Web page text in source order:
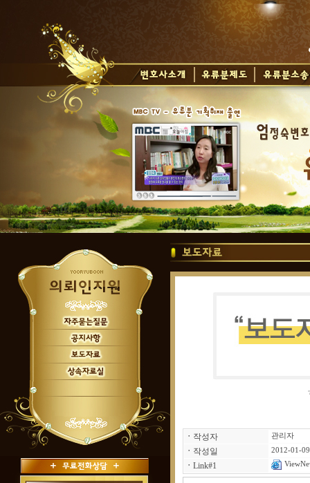
ㆍ 작성자 관리자
ㆍ 작성일 2012-01-
ㆍ Link#1